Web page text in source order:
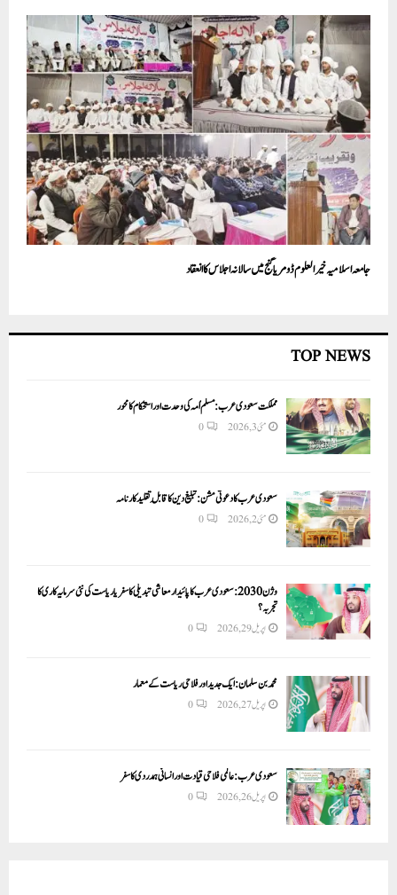
جامعہ اسلامیہ خیر العلوم ڈومریا گنج میں سالانہ اجلاس کا انعقاد
TOP NEWS
مملکت سعودی عرب: مسلم اُمہ کی وحدت اور استحکام کا محور
مئی 3, 2026 0
سعودی عرب کا دعوتی مشن: تبلیغ دین کا قابلِ تقلید کارنامہ
مئی 2, 2026 0
وژن 2030:سعودی عرب کا پائیدار معاشی تبدیلی کا سفر یا ریاست کی نئی سرمایہ کاری کا
تجربہ؟
اپریل 29, 2026 0
محمد بن سلمان: ایک جدید اور فلاحی ریاست کے معمار
اپریل 27, 2026 0
سعودی عرب: عالمی فلاحی قیادت اور انسانی ہمدردی کا سفر
اپریل 26, 2026 0